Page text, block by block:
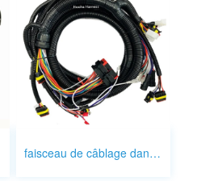
faisceau de câblage dans une voiture